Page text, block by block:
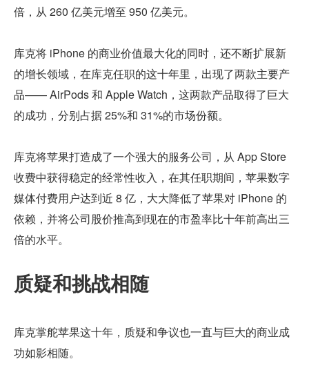
倍，从 260 亿美元增至 950 亿美元。
库克将 iPhone 的商业价值最大化的同时，还不断扩展新
的增长领域，在库克任职的这十年里，出现了两款主要产
品—— AirPods 和 Apple Watch，这两款产品取得了巨大
的成功，分别占据 25%和 31%的市场份额。
库克将苹果打造成了一个强大的服务公司，从 App Store
收费中获得稳定的经常性收入，在其任职期间，苹果数字
媒体付费用户达到近 8 亿，大大降低了苹果对 iPhone 的
依赖，并将公司股价推高到现在的市盈率比十年前高出三
倍的水平。
质疑和挑战相随
库克掌舵苹果这十年，质疑和争议也一直与巨大的商业成
功如影相随。